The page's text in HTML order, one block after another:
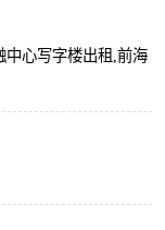
中心写字楼出租,前海